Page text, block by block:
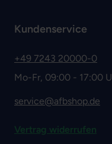
Kundenservice
+49 7243 20000-0
Mo-Fr, 09:00 - 17:00
service@afbshop.de
Vertrag widerrufen